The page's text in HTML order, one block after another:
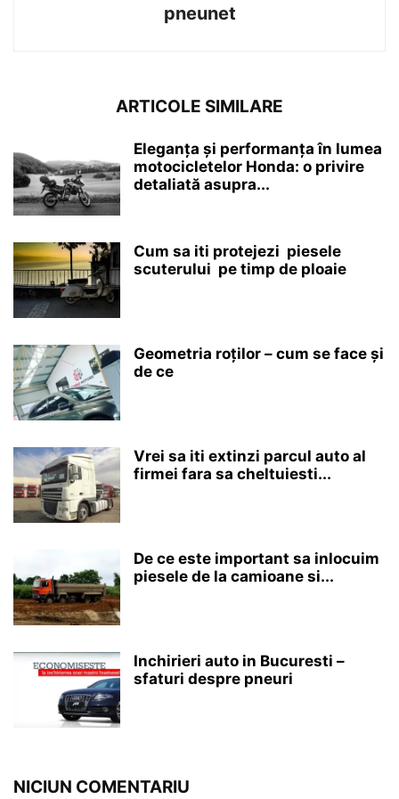
pneunet
ARTICOLE SIMILARE
Eleganța și performanța în lumea
motocicletelor Honda: o privire
detaliată asupra...
Cum sa iti protejezi piesele
scuterului pe timp de ploaie
Geometria roților – cum se face și
de ce
Vrei sa iti extinzi parcul auto al
firmei fara sa cheltuiesti...
De ce este important sa inlocuim
piesele de la camioane si...
Inchirieri auto in Bucuresti –
sfaturi despre pneuri
NICIUN COMENTARIU